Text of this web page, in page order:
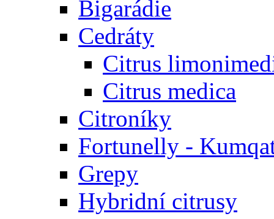
Bigarádie
Cedráty
Citrus
Citrus medica
Citroníky
Fortunelly -
Grepy
Hybridní citrusy